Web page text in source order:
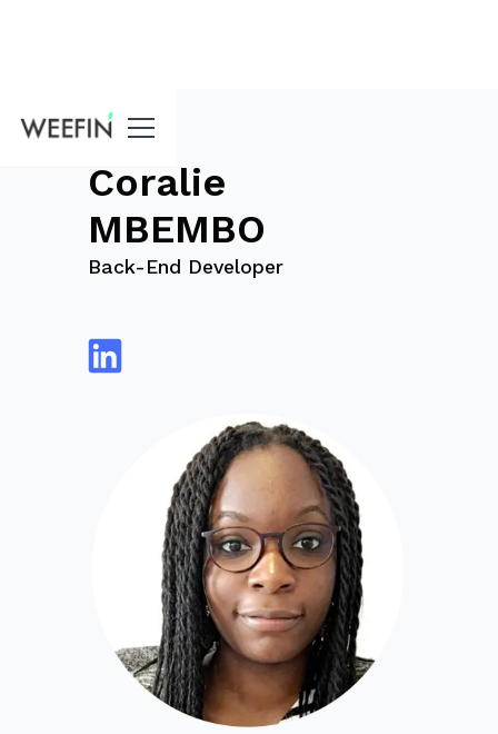
Blog
Coralie
MBEMBO
Back-End Developer